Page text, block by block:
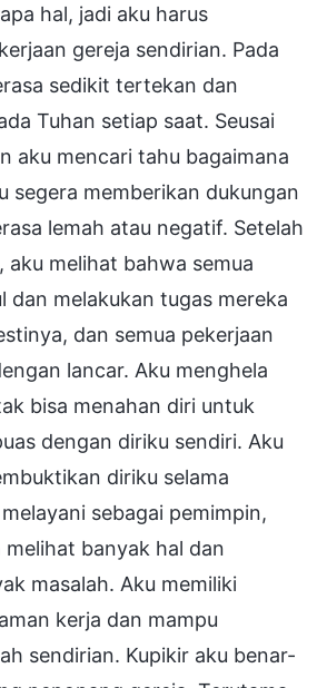
hal, jadi aku harus
gereja sendirian. Pada
sedikit tertekan dan
Tuhan setiap saat. Seusai
aku mencari tahu bagaimana
segera memberikan dukungan
lemah atau negatif. Setelah
aku melihat bahwa semua
dan melakukan tugas mereka
dan semua pekerjaan
lancar. Aku menghela
bisa menahan diri untuk
dengan diriku sendiri. Aku
diriku selama
sebagai pemimpin,
banyak hal dan
masalah. Aku memiliki
kerja dan mampu
sendirian. Kupikir aku benar-